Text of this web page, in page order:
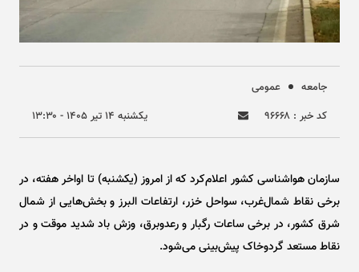
جامعه
عمومی
کد خبر : ۹۶۶۶۸
يکشنبه ۱۴ تير ۱۴۰۵ - ۱۳:۳۰
سازمان هواشناسی کشور اعلام‌کرد که از امروز (یکشنبه) تا اواخر هفته، در
برخی نقاط شمال‌غرب، سواحل خزر، ارتفاعات البرز و بخش‌هایی از شمال
شرق کشور، در برخی ساعات رگبار و رعدوبرق، وزش باد شدید موقت و در
نقاط مستعد گردوخاک پیش‌بینی می‌شود.